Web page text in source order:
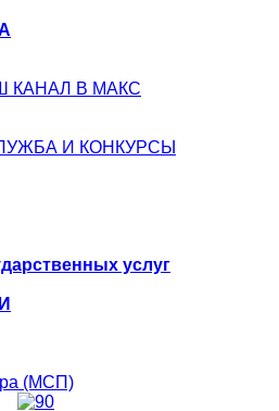
КАНАЛ В МАКС
И КОНКУРСЫ
услуг
(МСП)